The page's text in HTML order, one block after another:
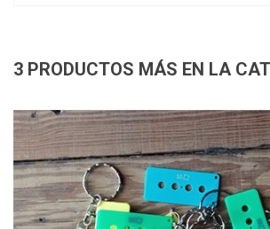
3 PRODUCTOS MÁS EN LA